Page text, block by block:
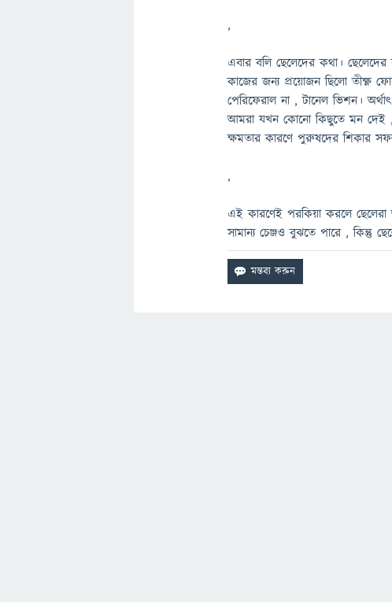
,
এবার বলি ছেলেদের কথা।
কাজের জন্য প্রয়োজন ছিলো তীক্ষ্ণ
পেরিফেরাল না , টানেল ভিশন।
আমরা যখন কোনো কিছুতে মন দেই ,
ক্ষমতার কারণে পুরুষদের শিকার
,
এই কারণেই পরকিয়া করলে ছেলেরা
সামান্য চেঞ্জও বুঝতে পারে , কিন্তু